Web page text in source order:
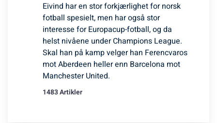
Eivind har en stor forkjærlighet for norsk
fotball spesielt, men har også stor
interesse for Europacup-fotball, og da
helst nivåene under Champions League.
Skal han på kamp velger han Ferencvaros
mot Aberdeen heller enn Barcelona mot
Manchester United.
1483 Artikler